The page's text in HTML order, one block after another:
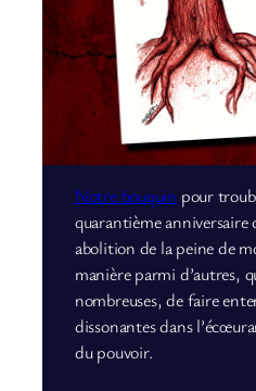
Notre bouquin pour
quarantième anniversaire
abolition de la peine de
manière parmi d’autres,
nombreuses, de faire
dissonantes dans
du pouvoir.